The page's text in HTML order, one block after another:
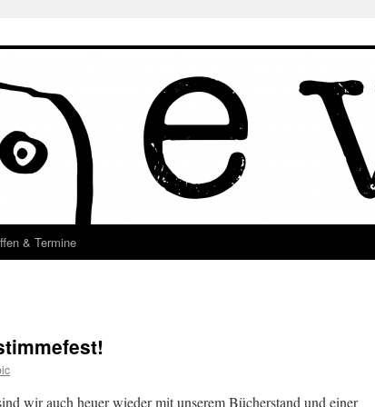
& Termine
wir auch heuer wieder mit unserem Bücherstand und einer